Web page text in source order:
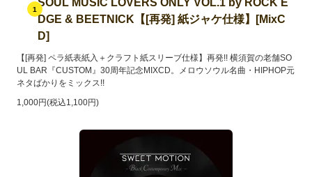
1
SOUL MUSIC LOVERS ONLY VOL.1 by ROCK E
DGE & BEETNICK【[再発] 紙ジャケ仕様】[MixC
D]
【[再発] ペラ紙表紙入＋クラフト紙スリーブ仕様】再発!! 横須賀の老舗SO
UL BAR『CUSTOM』30周年記念MIXCD。メロウソウル名曲・HIPHOP元
ネタばかりをミックス!!
1,000円(税込1,100円)